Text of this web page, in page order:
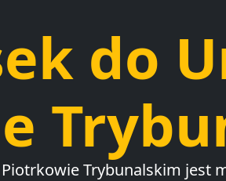
do
Trybunalskim jest